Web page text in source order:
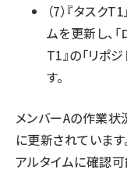
（7）『タスク
ムを更新し、
T1』の「リポ
す。
メンバーAの作業状
に更新されています
アルタイムに確認可